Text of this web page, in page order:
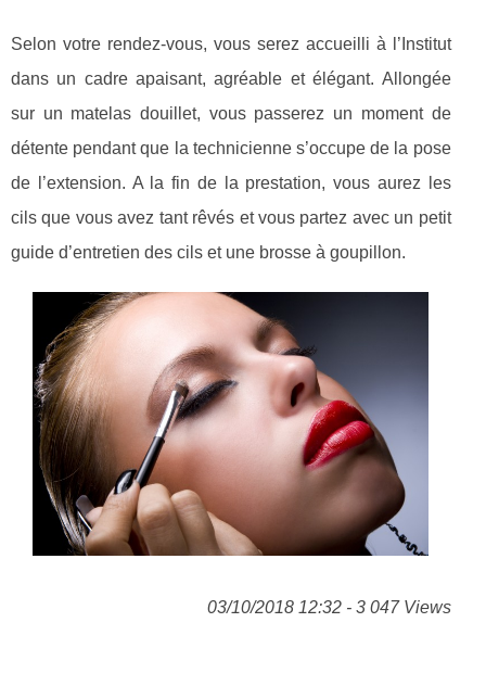
Selon votre rendez-vous, vous serez accueilli à l’Institut
dans un cadre apaisant, agréable et élégant. Allongée
sur un matelas douillet, vous passerez un moment de
détente pendant que la technicienne s’occupe de la pose
de l’extension. A la fin de la prestation, vous aurez les
cils que vous avez tant rêvés et vous partez avec un petit
guide d’entretien des cils et une brosse à goupillon.
03/10/2018 12:32 - 3 047 Views